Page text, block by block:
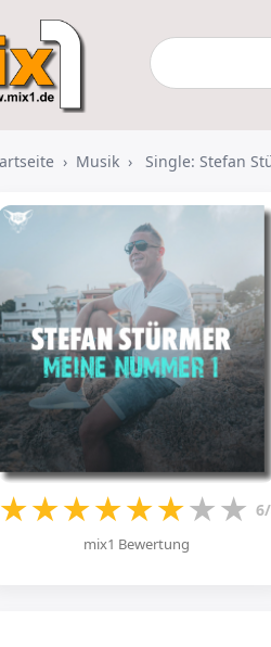
› Musik › Single: Stefan
★★★★★★★★
mix1 Bewertung